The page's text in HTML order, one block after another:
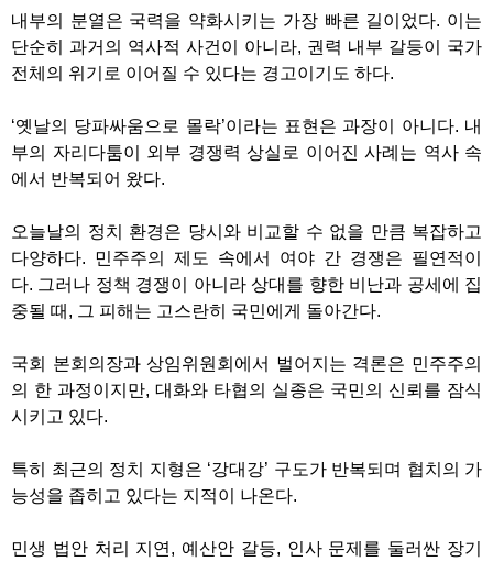
내부의 분열은 국력을 약화시키는 가장 빠른 길이었다. 이는
단순히 과거의 역사적 사건이 아니라, 권력 내부 갈등이 국가
전체의 위기로 이어질 수 있다는 경고이기도 하다.
‘옛날의 당파싸움으로 몰락’이라는 표현은 과장이 아니다. 내
부의 자리다툼이 외부 경쟁력 상실로 이어진 사례는 역사 속
에서 반복되어 왔다.
오늘날의 정치 환경은 당시와 비교할 수 없을 만큼 복잡하고
다양하다. 민주주의 제도 속에서 여야 간 경쟁은 필연적이
다. 그러나 정책 경쟁이 아니라 상대를 향한 비난과 공세에 집
중될 때 , 그 피해는 고스란히 국민에게 돌아간다.
국회 본회의장과 상임위원회에서 벌어지는 격론은 민주주의
의 한 과정이지만, 대화와 타협의 실종은 국민의 신뢰를 잠식
시키고 있다.
특히 최근의 정치 지형은 ‘강대강’ 구도가 반복되며 협치의 가
능성을 좁히고 있다는 지적이 나온다.
민생 법안 처리 지연 , 예산안 갈등, 인사 문제를 둘러싼 장기